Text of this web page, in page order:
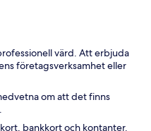
värd. Att erbjuda
företagsverksamhet eller
om att det finns
bankkort och kontanter.